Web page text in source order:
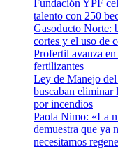
Fundación YPF
talento con 250
Gasoducto Norte:
cortes y el uso de
Profertil avanza
fertilizantes
Ley de Manejo
buscaban eliminar
por incendios
Paola Nimo: «La
demuestra que ya
necesitamos